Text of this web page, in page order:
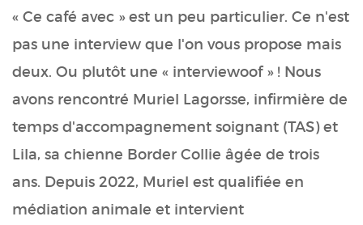
« Ce café avec » est un peu particulier. Ce n'est
pas une interview que l'on vous propose mais
deux. Ou plutôt une « interviewoof » ! Nous
avons rencontré Muriel Lagorsse, infirmière de
temps d'accompagnement soignant (TAS) et
Lila, sa chienne Border Collie âgée de trois
ans. Depuis 2022, Muriel est qualifiée en
médiation animale et intervient